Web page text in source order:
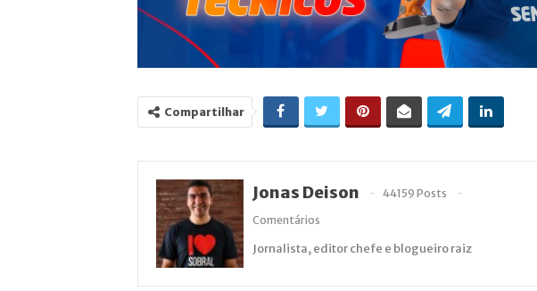
Compartilhar
Jonas Deison
44159 Posts
Comentários
Jornalista, editor chefe e blogueiro raiz